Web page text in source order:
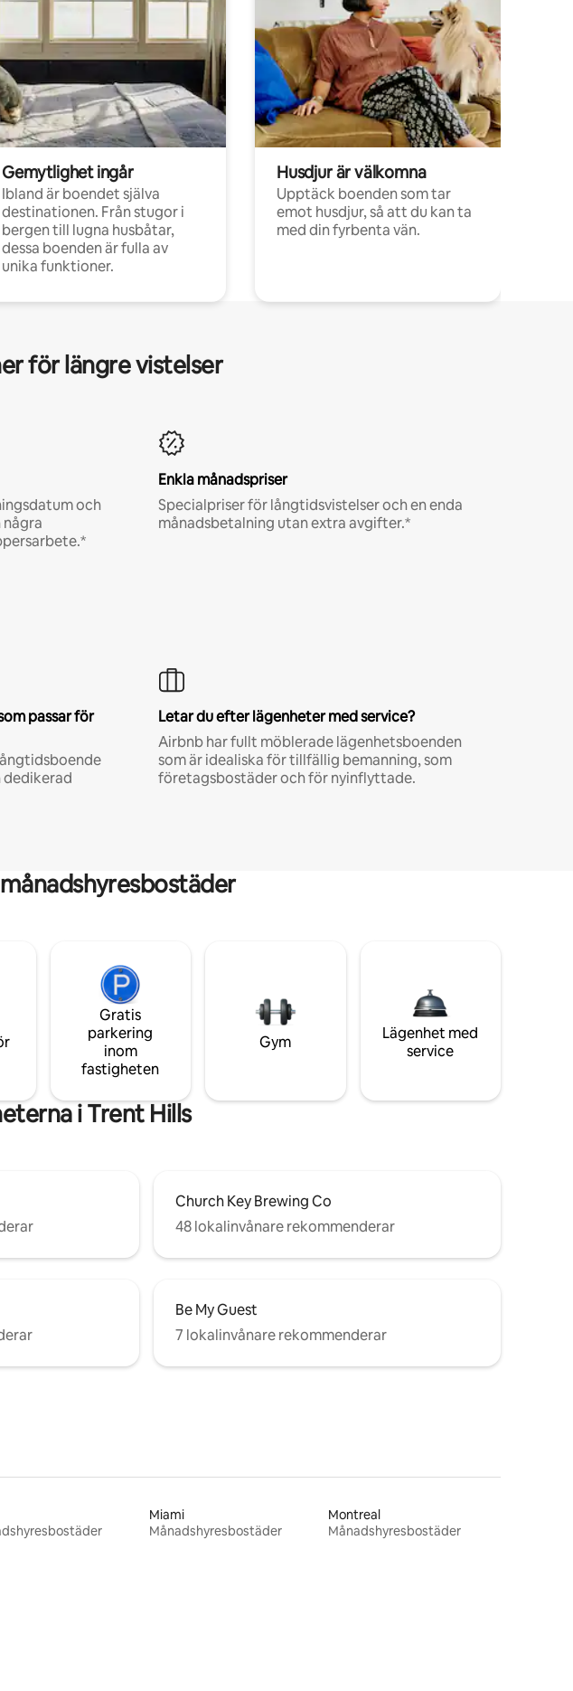
Gemytlighet ingår
Ibland är boendet själva
destinationen. Från stugor i
bergen till lugna husbåtar,
dessa boenden är fulla av
unika funktioner.
Husdjur är välkomna
Upptäck boenden som tar
emot husdjur, så att du kan ta
med din fyrbenta vän.
för längre vistelser
och
Enkla månadspriser
Specialpriser för långtidsvistelser och en enda
månadsbetalning utan extra avgifter.*
passar för
dedikerad
Letar du efter lägenheter med service?
Airbnb har fullt möblerade lägenhetsboenden
som är idealiska för tillfällig bemanning, som
företagsbostäder och för nyinflyttade.
Gratis
parkering
inom
fastigheten
Gym
Lägenhet med
service
i Trent Hills
Church Key Brewing Co
48 lokalinvånare rekommenderar
Be My Guest
7 lokalinvånare rekommenderar
Miami
Månadshyresbostäder
Montreal
Månadshyresbostäder